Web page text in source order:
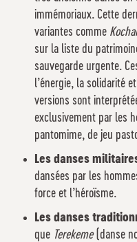
immémoriaux. Cette
variantes comme
sur la liste du
sauvegarde urgente.
l’énergie, la solidarité
versions sont
exclusivement par les
pantomime, de jeu
Les danses
dansées par les
force et l’héroïsme.
Les danses
que Terekeme(danse